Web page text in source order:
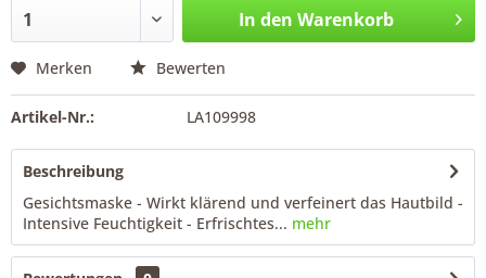
In den Warenkorb
Merken Bewerten
Artikel-Nr.: LA109998
Beschreibung
Gesichtsmaske - Wirkt klärend und verfeinert das Hautbild -
Intensive Feuchtigkeit - Erfrischtes... mehr